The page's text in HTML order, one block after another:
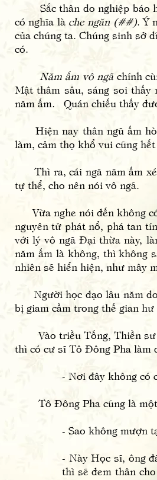
Sắc thân do nghiệp báo
có nghĩa là che ngăn (##). Ý
của chúng ta. Chúng sinh sở
có.
Năm ấm vô ngãchính
Mật thâm sâu, sáng soi
năm ấm. Quán chiếu thấy
Hiện nay thân ngũ ấm
làm, cảm thọ khổ vui cũng
Thì ra, cái ngã năm ấm
tự thể, cho nên nói vô ngã.
Vừa nghe nói đến không
nguyên tử phát nổ, phá tan
với lý vô ngã Đại thừa này,
năm ấm là không, thì không
nhiên sẽ hiển hiện, như mây
Người học đạo lâu năm do
bị giam cầm trong thế gian hư
Vào triều Tống, Thiền sư
thì có cư sĩ Tô Đông Pha làm
- Nơi đây không có
Tô Đông Pha cũng là
- Sao không mượn
- Này Học sĩ, ông
thì sẽ đem thân